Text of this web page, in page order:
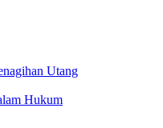
Utang
Hukum